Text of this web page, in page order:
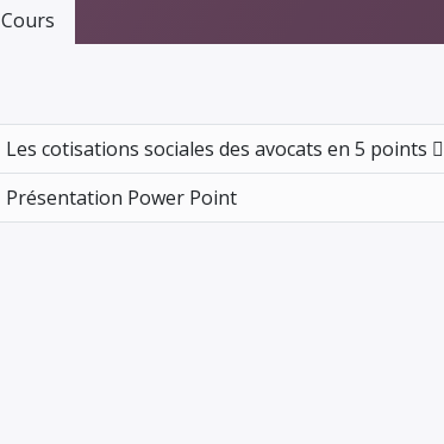
Cours
Les cotisations sociales des avocats en 5 points
Présentation Power Point